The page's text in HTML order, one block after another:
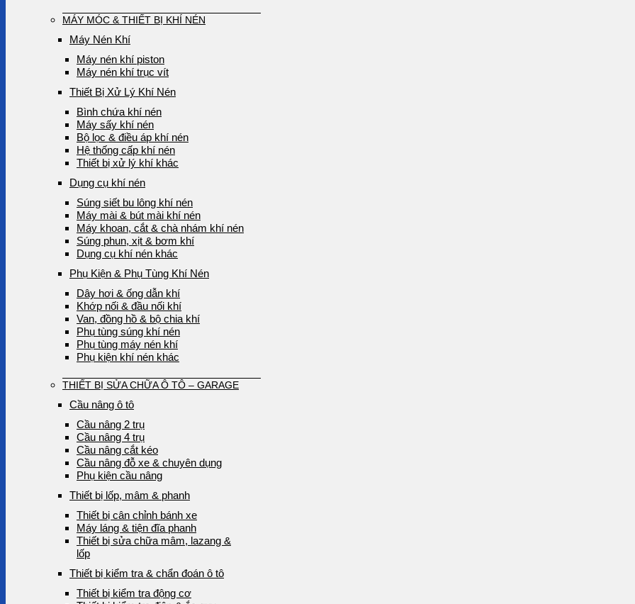
MÁY MÓC & THIẾT BỊ KHÍ NÉN
Máy Nén Khí
Máy nén khí piston
Máy nén khí trục vít
Thiết Bị Xử Lý Khí Nén
Bình chứa khí nén
Máy sấy khí nén
Bộ lọc & điều áp khí nén
Hệ thống cấp khí nén
Thiết bị xử lý khí khác
Dụng cụ khí nén
Súng siết bu lông khí nén
Máy mài & bút mài khí nén
Máy khoan, cắt & chà nhám khí nén
Súng phun, xịt & bơm khí
Dụng cụ khí nén khác
Phụ Kiện & Phụ Tùng Khí Nén
Dây hơi & ống dẫn khí
Khớp nối & đầu nối khí
Van, đồng hồ & bộ chia khí
Phụ tùng súng khí nén
Phụ tùng máy nén khí
Phụ kiện khí nén khác
THIẾT BỊ SỬA CHỮA Ô TÔ – GARAGE
Cầu nâng ô tô
Cầu nâng 2 trụ
Cầu nâng 4 trụ
Cầu nâng cắt kéo
Cầu nâng đỗ xe & chuyên dụng
Phụ kiện cầu nâng
Thiết bị lốp, mâm & phanh
Thiết bị cân chỉnh bánh xe
Máy láng & tiện đĩa phanh
Thiết bị sửa chữa mâm, lazang &
lốp
Thiết bị kiểm tra & chẩn đoán ô tô
Thiết bị kiểm tra động cơ